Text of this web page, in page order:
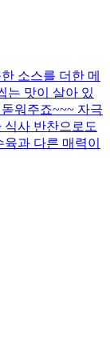
소스를 더한 메
맛이 살아 있
워주죠~~~ 자극
사 반찬으로도
과 다른 매력이